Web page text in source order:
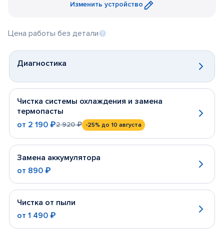
Изменить устройство
Цена работы без детали
Диагностика
Чистка системы охлаждения и замена
термопасты
от 2 190 ₽2 920 ₽ -25% до 10 августа
Замена аккумулятора
от 890 ₽
Чистка от пыли
от 1 490 ₽